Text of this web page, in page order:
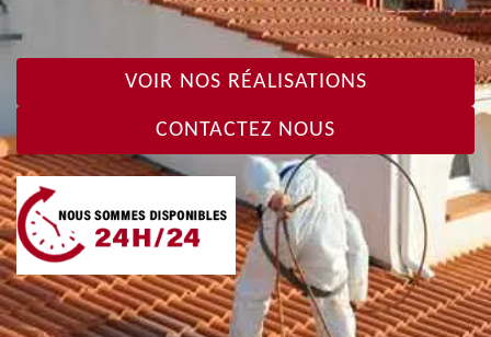
VOIR NOS RÉALISATIONS
CONTACTEZ NOUS